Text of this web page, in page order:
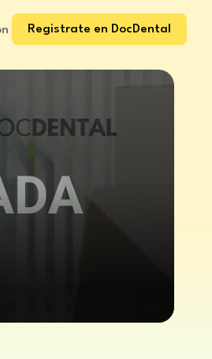
Registrate en DocDental